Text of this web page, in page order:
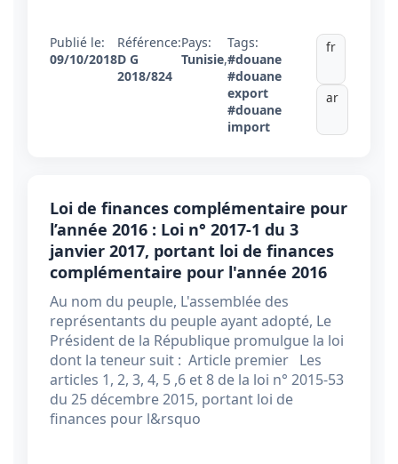
Publié le:
09/10/2018
Référence:
D G
2018/824
Pays:
Tunisie,
Tags:
#douane
#douane
export
#douane
import
fr
ar
Loi de finances complémentaire pour
l’année 2016 : Loi n° 2017-1 du 3
janvier 2017, portant loi de finances
complémentaire pour l'année 2016
Au nom du peuple, L'assemblée des
représentants du peuple ayant adopté, Le
Président de la République promulgue la loi
dont la teneur suit : Article premier Les
articles 1, 2, 3, 4, 5 ,6 et 8 de la loi n° 2015-53
du 25 décembre 2015, portant loi de
finances pour l&rsquo